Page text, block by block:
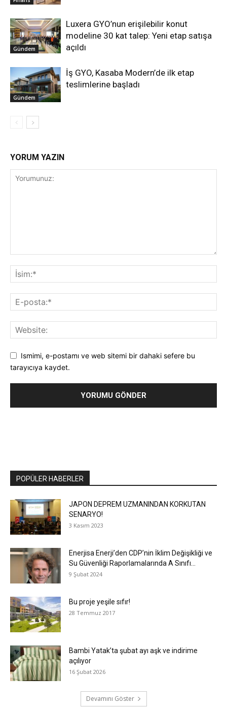
Gündem
Luxera GYO’nun erişilebilir konut
modeline 30 kat talep: Yeni etap satışa
açıldı
Gündem
İş GYO, Kasaba Modern’de ilk etap
teslimlerine başladı
YORUM YAZIN
Ismimi, e-postamı ve web sitemi bir dahaki sefere bu
tarayıcıya kaydet.
POPÜLER HABERLER
JAPON DEPREM UZMANINDAN KORKUTAN
SENARYO!
3 Kasım 2023
Enerjisa Enerji’den CDP’nin İklim Değişikliği ve
Su Güvenliği Raporlamalarında A Sınıfı...
9 Şubat 2024
Bu proje yeşile sıfır!
28 Temmuz 2017
Bambi Yatak’ta şubat ayı aşk ve indirime
açılıyor
16 Şubat 2026
Devamını Göster